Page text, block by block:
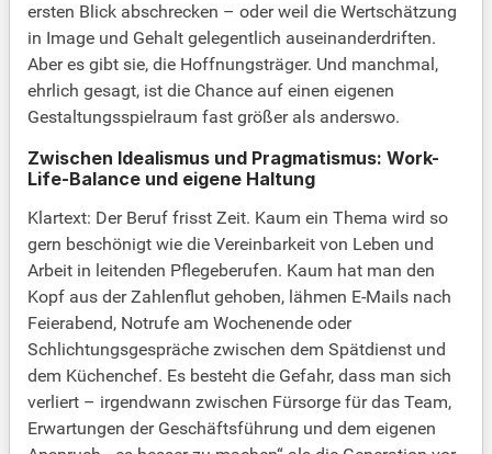
ersten Blick abschrecken – oder weil die Wertschätzung
in Image und Gehalt gelegentlich auseinanderdriften.
Aber es gibt sie, die Hoffnungsträger. Und manchmal,
ehrlich gesagt, ist die Chance auf einen eigenen
Gestaltungsspielraum fast größer als anderswo.
Zwischen Idealismus und Pragmatismus: Work-
Life-Balance und eigene Haltung
Klartext: Der Beruf frisst Zeit. Kaum ein Thema wird so
gern beschönigt wie die Vereinbarkeit von Leben und
Arbeit in leitenden Pflegeberufen. Kaum hat man den
Kopf aus der Zahlenflut gehoben, lähmen E-Mails nach
Feierabend, Notrufe am Wochenende oder
Schlichtungsgespräche zwischen dem Spätdienst und
dem Küchenchef. Es besteht die Gefahr, dass man sich
verliert – irgendwann zwischen Fürsorge für das Team,
Erwartungen der Geschäftsführung und dem eigenen